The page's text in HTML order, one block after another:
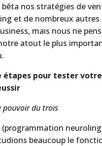
nos stratégies de
et de nombreux autres
mais nous ne
atout le plus
étapes pour tester
pouvoir du trois
(programmation
beaucoup le